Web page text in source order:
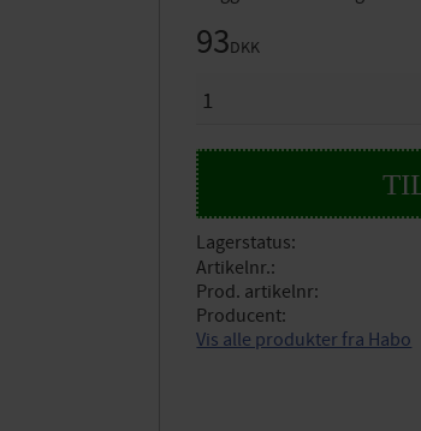
93DKK
Lagerstatus
Artikelnr.
Prod. artikelnr
Producent
Vis alle produkter fra Habo